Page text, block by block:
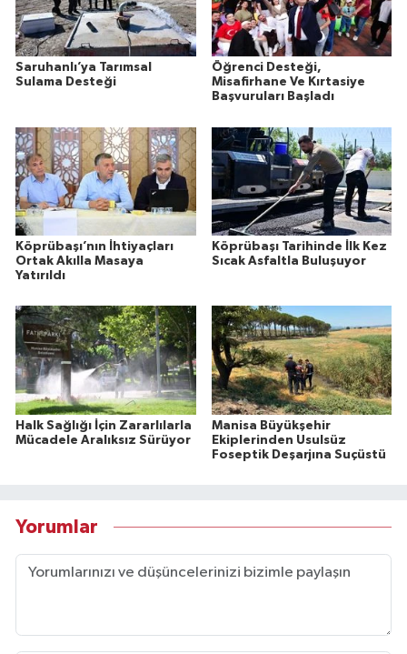
Saruhanlı’ya Tarımsal
Sulama Desteği
Öğrenci Desteği,
Misafirhane Ve Kırtasiye
Başvuruları Başladı
Köprübaşı’nın İhtiyaçları
Ortak Akılla Masaya
Yatırıldı
Köprübaşı Tarihinde İlk Kez
Sıcak Asfaltla Buluşuyor
Halk Sağlığı İçin Zararlılarla
Mücadele Aralıksız Sürüyor
Manisa Büyükşehir
Ekiplerinden Usulsüz
Foseptik Deşarjına Suçüstü
Yorumlar